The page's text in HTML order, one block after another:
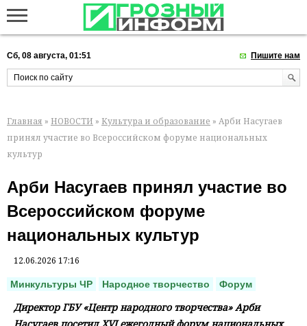
Сб, 08 августа, 01:51 Пишите нам
Главная » НОВОСТИ » Культура и образование » Арби Насугаев
принял участие во Всероссийском форуме национальных
культур
Арби Насугаев принял участие во
Всероссийском форуме
национальных культур
12.06.2026 17:16
Минкультуры ЧР Народное творчество Форум
Директор ГБУ «Центр народного творчества» Арби